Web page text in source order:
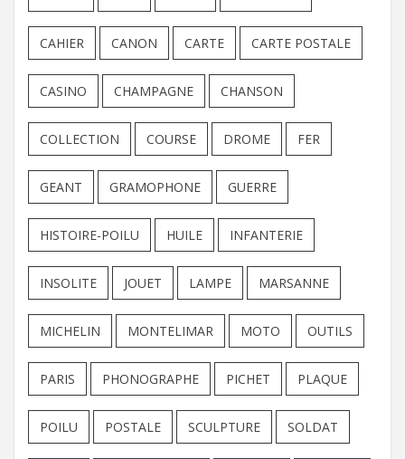
CAHIER CANON CARTE CARTE POSTALE
CASINO CHAMPAGNE CHANSON
COLLECTION COURSE DROME FER
GEANT GRAMOPHONE GUERRE
HISTOIRE-POILU HUILE INFANTERIE
INSOLITE JOUET LAMPE MARSANNE
MICHELIN MONTELIMAR MOTO OUTILS
PARIS PHONOGRAPHE PICHET PLAQUE
POILU POSTALE SCULPTURE SOLDAT